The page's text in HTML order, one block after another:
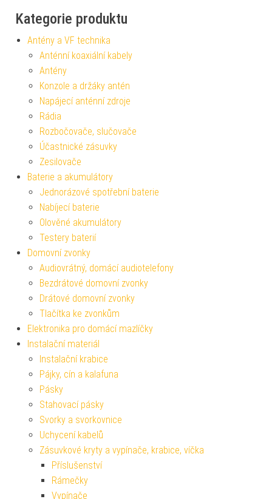
Kategorie produktu
Antény a VF technika
Anténní koaxiální kabely
Antény
Konzole a držáky antén
Napájecí anténní zdroje
Rádia
Rozbočovače, slučovače
Účastnické zásuvky
Zesilovače
Baterie a akumulátory
Jednorázové spotřební baterie
Nabíjecí baterie
Olověné akumulátory
Testery baterií
Domovní zvonky
Audiovrátný, domácí audiotelefony
Bezdrátové domovní zvonky
Drátové domovní zvonky
Tlačítka ke zvonkům
Elektronika pro domácí mazlíčky
Instalační materiál
Instalační krabice
Pájky, cín a kalafuna
Pásky
Stahovací pásky
Svorky a svorkovnice
Uchycení kabelů
Zásuvkové kryty a vypínače, krabice, víčka
Příslušenství
Rámečky
Vypínače